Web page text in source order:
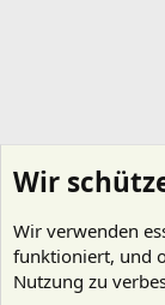
Wir
Wir verwenden
funktioniert, und
Nutzung zu